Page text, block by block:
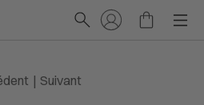
| Suivant